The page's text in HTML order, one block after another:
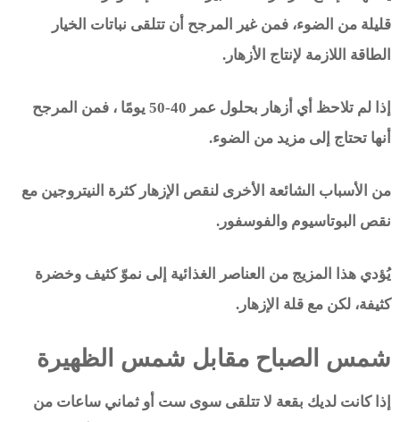
قليلة من الضوء، فمن غير المرجح أن تتلقى نباتات الخيار
الطاقة اللازمة لإنتاج الأزهار.
إذا لم تلاحظ أي أزهار بحلول عمر 40-50 يومًا ، فمن المرجح
أنها تحتاج إلى مزيد من الضوء.
من الأسباب الشائعة الأخرى لنقص الإزهار كثرة النيتروجين مع
نقص البوتاسيوم والفوسفور.
يُؤدي هذا المزيج من العناصر الغذائية إلى نموّ كثيف وخضرة
كثيفة، لكن مع قلة الإزهار.
شمس الصباح مقابل شمس الظهيرة
إذا كانت لديك بقعة لا تتلقى سوى ست أو ثماني ساعات من